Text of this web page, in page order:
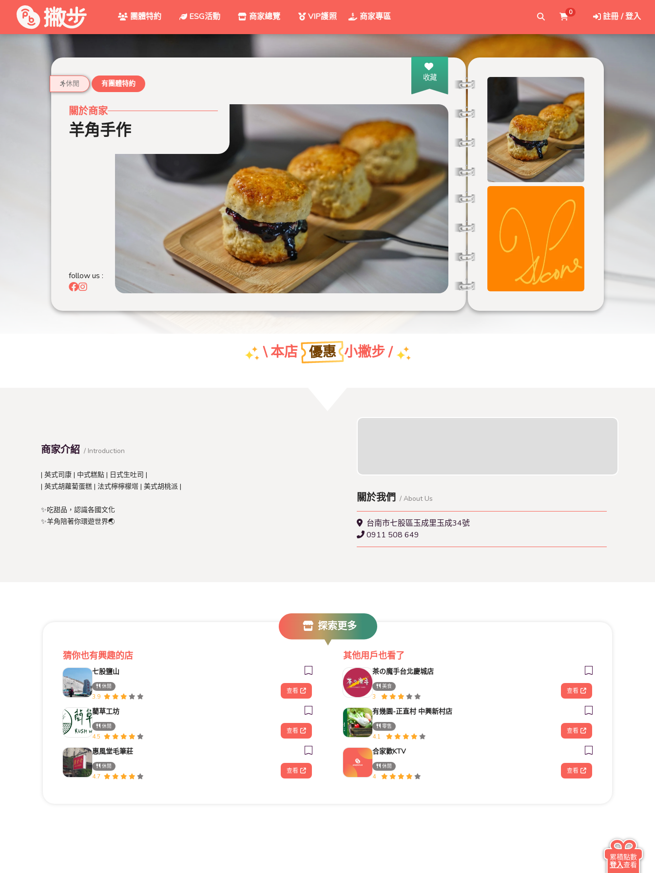
團體特約 ESG活動 商家總覽 VIP護照 商家專區 0 註冊 / 登入
收藏
休閒 有團體特約
關於商家
羊角手作
follow us :
\ 本店 優惠 小撇步 /
查看本店特約名單
商家介紹 / Introduction
| 英式司康 | 中式糕點 | 日式生吐司 |
| 英式胡蘿蔔蛋糕 | 法式檸檸檬塔 | 美式胡桃派 |
✨️吃甜品，認識各國文化
✨️羊角陪著你環遊世界🌏
關於我們 / About Us
台南市七股區玉成里玉成34號
0911 508 649
探索更多
猜你也有興趣的店
七股鹽山
休閒
3.9
查看
藺草工坊
休閒
4.5
查看
惠風堂毛筆莊
休閒
4.7
查看
其他用戶也看了
茶の魔手台北慶城店
美食
3
查看
有幾園-正直村 中興新村店
零售
4.1
查看
合家歡KTV
休閒
4
查看
累積點數
登入查看